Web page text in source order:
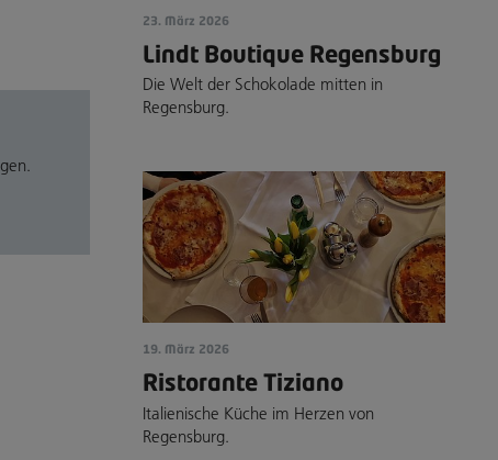
23. März 2026
Lindt Boutique Regensburg
Die Welt der Schokolade mitten in
Regensburg.
19. März 2026
Ristorante Tiziano
Italienische Küche im Herzen von
Regensburg.